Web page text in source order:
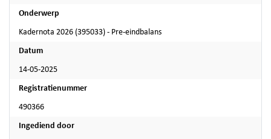
Onderwerp
Kadernota 2026 (395033) - Pre-eindbalans
Datum
14-05-2025
Registratienummer
490366
Ingediend door